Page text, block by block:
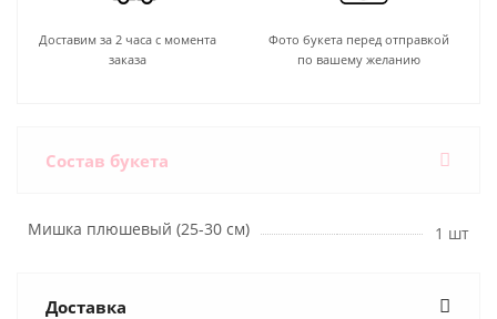
Доставим за 2 часа с момента
заказа
Фото букета перед отправкой
по вашему желанию
Состав букета
Мишка плюшевый (25-30 см) 1 шт
Доставка